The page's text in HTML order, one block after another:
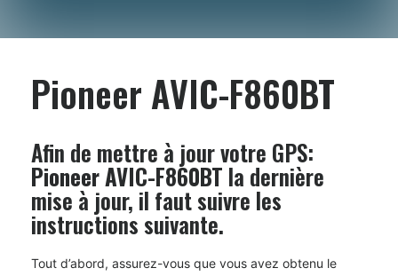
Pioneer AVIC-F860BT
Afin de mettre à jour votre GPS:
Pioneer AVIC-F860BT la dernière
mise à jour, il faut suivre les
instructions suivante.
Tout d’abord, assurez-vous que vous avez obtenu le